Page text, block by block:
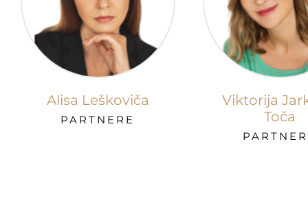
Alisa Leškoviča
PARTNERE
Viktorija
Toča